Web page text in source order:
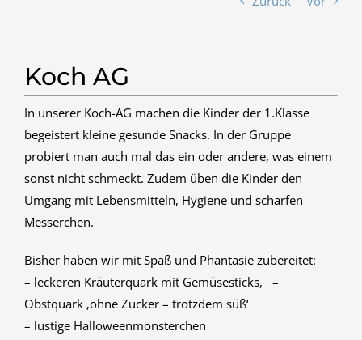
Koch AG
In unserer Koch-AG machen die Kinder der 1.Klasse
begeistert kleine gesunde Snacks. In der Gruppe
probiert man auch mal das ein oder andere, was einem
sonst nicht schmeckt. Zudem üben die Kinder den
Umgang mit Lebensmitteln, Hygiene und scharfen
Messerchen.
Bisher haben wir mit Spaß und Phantasie zubereitet:
– leckeren Kräuterquark mit Gemüsesticks, –
Obstquark ‚ohne Zucker – trotzdem süß‘
– lustige Halloweenmonsterchen